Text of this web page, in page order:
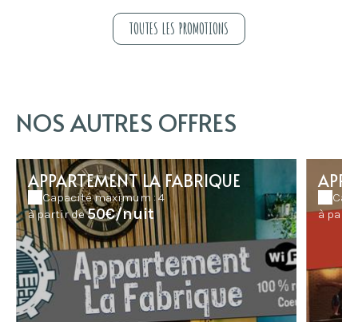
TOUTES LES PROMOTIONS
NOS AUTRES OFFRES
APPARTEMENT LA FABRIQUE
Capacité maximum : 4
à partir de50€/nuit
à